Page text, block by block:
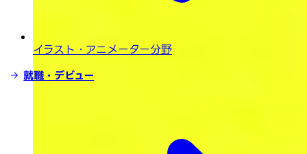
イラスト・ アニメーター分野
就職・デビュー